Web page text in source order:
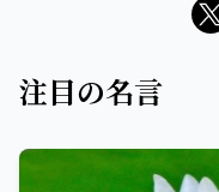
注目の名言